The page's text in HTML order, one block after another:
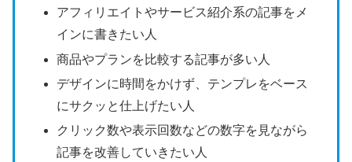
アフィリエイトやサービス紹介系の記事をメ
インに書きたい人
商品やプランを比較する記事が多い人
デザインに時間をかけず、テンプレをベース
にサクッと仕上げたい人
クリック数や表示回数などの数字を見ながら
記事を改善していきたい人